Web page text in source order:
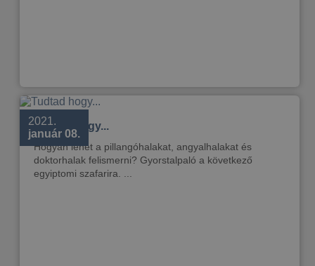
2021.
január 08.
Tudtad hogy...
Hogyan lehet a pillangóhalakat, angyalhalakat és
doktorhalak felismerni? Gyorstalpaló a következő
egyiptomi szafarira. ...